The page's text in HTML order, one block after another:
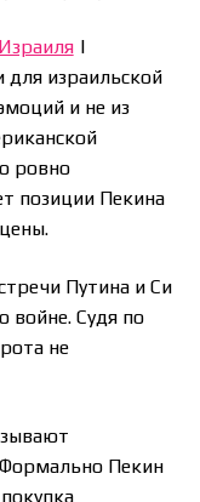
|
для израильской
и не из
ровно
позиции Пекина
Путина и Си
войне. Судя по
не
Пекин